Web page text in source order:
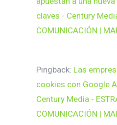
claves - Century
COMUNICACIÓN |
Pingback: Las
cookies con Google
Century Media -
COMUNICACIÓN |